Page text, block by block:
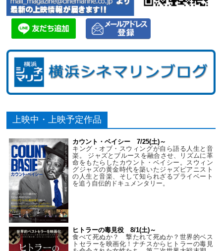
上映中・上映予定作品
カウント・ベイシー 7/25(土)～
キング・オブ・スウィングが自ら語る人生と音
楽。 ジャズとブルースを融合させ、リズムに革
命をもたらしたカウント・ベイシー。スウィン
グジャズの黄金時代を築いたジャズピアニスト
の人生と音楽、そして知られざるプライベート
を追う自伝的ドキュメンタリー。
ヒトラーの毒見役 8/1(土)～
食べて死ぬか？ 撃たれて死ぬか？世界的ベス
トセラーを映画化！ナチスからヒトラーの毒見